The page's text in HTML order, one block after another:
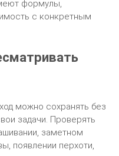
формулы,
с конкретным
можно сохранять без
задачи. Проверять
заметном
появлении перхоти,